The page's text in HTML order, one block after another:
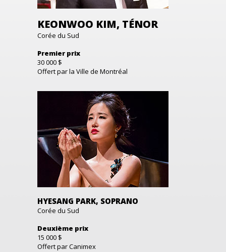
KEONWOO KIM, TÉNOR
Corée du Sud
Premier prix
30 000 $
Offert par la Ville de Montréal
HYESANG PARK, SOPRANO
Corée du Sud
Deuxième prix
15 000 $
Offert par Canimex